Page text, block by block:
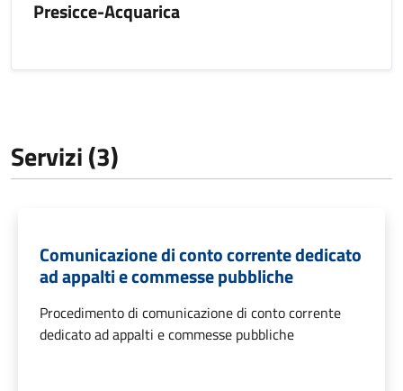
Presicce-Acquarica
Servizi (3)
Comunicazione di conto corrente dedicato
ad appalti e commesse pubbliche
Procedimento di comunicazione di conto corrente
dedicato ad appalti e commesse pubbliche